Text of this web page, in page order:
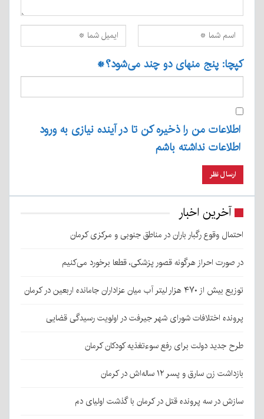
کپچا: پنج منهای دو چند می‌شود؟*
اطلاعات من را ذخیره کن تا در آینده نیازی به ورود
اطلاعات نداشته باشم
آخرین اخبار
احتمال وقوع رگبار باران در مناطق جنوبی و مرکزی کرمان
در صورت احراز هرگونه قصور پزشکی، قطعا برخورد می‌کنیم
توزیع بیش از ۴۷۰ هزار لیتر آب میان عزاداران جامانده اربعین در کرمان
پرونده اختلافات شورای شهر جیرفت در اولویت رسیدگی قضایی
طرح جدید دولت برای رفع سوءتغذیه کودکان کرمان
بازداشت زن سارق و پسر ۱۲ ساله‌اش در کرمان
سازش در سه پرونده قتل در کرمان با گذشت اولیای دم